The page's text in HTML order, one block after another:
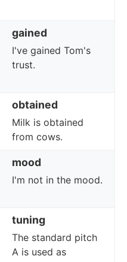
gained
I've gained Tom's
trust.
obtained
Milk is obtained
from cows.
mood
I'm not in the mood.
tuning
The standard pitch
A is used as